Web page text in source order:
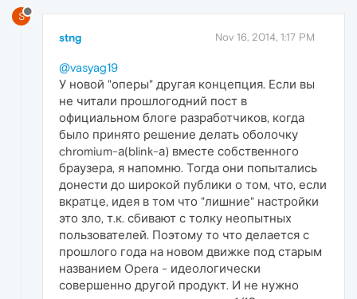
S
stng Nov 16, 2014, 1:17 PM
@vasyag19
У новой "оперы" другая концепция. Если вы
не читали прошлогодний пост в
официальном блоге разработчиков, когда
было принято решение делать оболочку
chromium-а(blink-а) вместе собственного
браузера, я напомню. Тогда они попытались
донести до широкой публики о том, что, если
вкратце, идея в том что "лишние" настройки
это зло, т.к. сбивают с толку неопытных
пользователей. Поэтому то что делается с
прошлого года на новом движке под старым
названием Opera - идеологически
совершенно другой продукт. И не нужно